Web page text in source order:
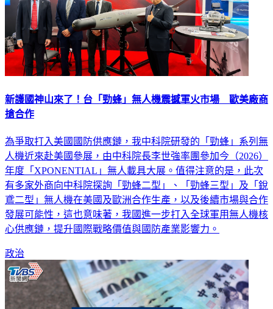
新護國神山來了！台「勁蜂」無人機震撼軍火市場 歐美廠商
搶合作
為爭取打入美國國防供應鏈，我中科院研發的「勁蜂」系列無
人機近來赴美國參展，由中科院長李世強率團參加今（2026）
年度「XPONENTIAL」無人載具大展。值得注意的是，此次
有多家外商向中科院探詢「勁蜂二型」、「勁蜂三型」及「銳
鳶二型」無人機在美國及歐洲合作生產，以及後續市場與合作
發展可能性，這也意味著，我國進一步打入全球軍用無人機核
心供應鏈，提升國際戰略價值與國防產業影響力。
政治